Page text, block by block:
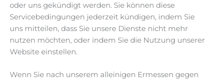
oder uns gekündigt werden. Sie können diese
Servicebedingungen jederzeit kündigen, indem Sie
uns mitteilen, dass Sie unsere Dienste nicht mehr
nutzen möchten, oder indem Sie die Nutzung unserer
Website einstellen.
Wenn Sie nach unserem alleinigen Ermessen gegen